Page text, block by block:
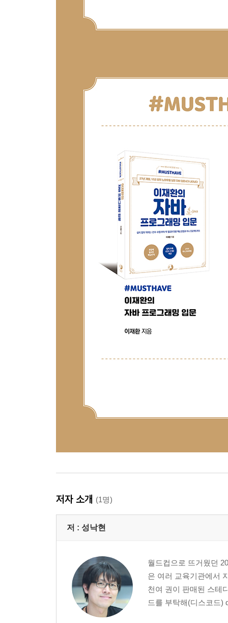
__18.7 문제 해결
저자 소개 (1명)
저 : 성낙현
월드컵으로 뜨거웠던
은 여러 교육기관에서
천여 권이 판매된 스테
드를 부탁해(디스코드)